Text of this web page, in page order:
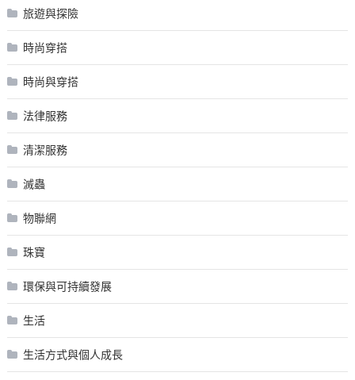
旅遊與探險
時尚穿搭
時尚與穿搭
法律服務
清潔服務
滅蟲
物聯網
珠寶
環保與可持續發展
生活
生活方式與個人成長